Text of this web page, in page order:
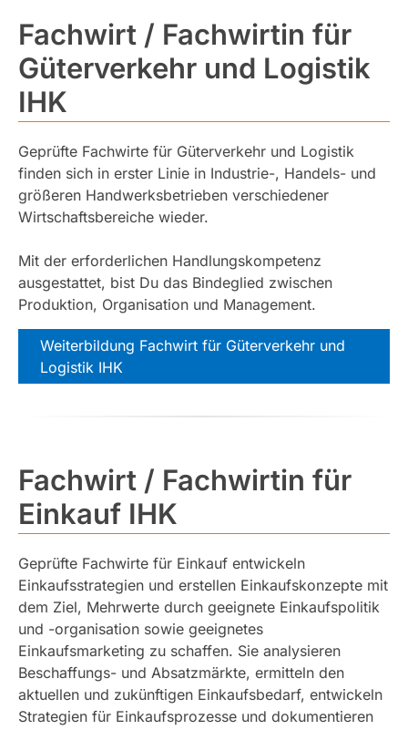
Fachwirt / Fachwirtin für
Güterverkehr und Logistik
IHK
Geprüfte Fachwirte für Güterverkehr und Logistik
finden sich in erster Linie in Industrie-, Handels- und
größeren Handwerksbetrieben verschiedener
Wirtschaftsbereiche wieder.
Mit der erforderlichen Handlungskompetenz
ausgestattet, bist Du das Bindeglied zwischen
Produktion, Organisation und Management.
Weiterbildung Fachwirt für Güterverkehr und
Logistik IHK
Fachwirt / Fachwirtin für
Einkauf IHK
Geprüfte Fachwirte für Einkauf entwickeln
Einkaufsstrategien und erstellen Einkaufskonzepte mit
dem Ziel, Mehrwerte durch geeignete Einkaufspolitik
und -organisation sowie geeignetes
Einkaufsmarketing zu schaffen. Sie analysieren
Beschaffungs- und Absatzmärkte, ermitteln den
aktuellen und zukünftigen Einkaufsbedarf, entwickeln
Strategien für Einkaufsprozesse und dokumentieren